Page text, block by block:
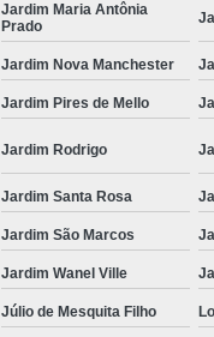
Jardim Maria Antônia
Prado
Jardim Nova Manchester
Jardim Pires de Mello
Jardim Rodrigo
Jardim Santa Rosa
Jardim São Marcos
Jardim Wanel Ville
Júlio de Mesquita Filho